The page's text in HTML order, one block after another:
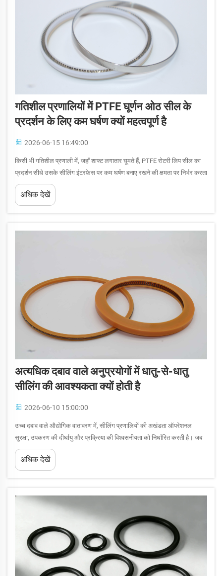
गतिशील प्रणालियों में PTFE घूर्णन ओठ सील के
प्रदर्शन के लिए कम घर्षण क्यों महत्वपूर्ण है
2026-06-15 16:49:00
किसी भी गतिशील प्रणाली में, जहाँ शाफ्ट लगातार घूमते हैं, PTFE रोटरी लिप सील का
प्रदर्शन सीधे उसके सीलिंग इंटरफ़ेस पर कम घर्षण बनाए रखने की क्षमता पर निर्भर करता
है। एक PTFE रोटरी लिप सील जो अत्यधिक घर्षण उत्पन्न करती है, तेज़ी से क्षरित हो
जाएगी...
अधिक देखें
अत्यधिक दबाव वाले अनुप्रयोगों में धातु-से-धातु
सीलिंग की आवश्यकता क्यों होती है
2026-06-10 15:00:00
उच्च दबाव वाले औद्योगिक वातावरण में, सीलिंग प्रणालियों की अखंडता ऑपरेशनल
सुरक्षा, उपकरण की दीर्घायु और प्रक्रिया की विश्वसनीयता को निर्धारित करती है। जब
दबाव पारंपरिक इलास्टोमेरिक सील्स की क्षमता से अधिक हो जाता है, तो धातु-से-धातु
सीलिंग...
अधिक देखें